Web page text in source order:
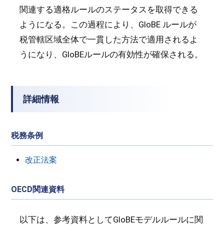
関連する適格ルールのステータスを取得できる
ようになる。この過程により、GloBE ルールが
税管轄区域全体で一貫した方法で適用されるよ
うになり、GloBEルールの有効性が確保される。
詳細情報
税務条例
改正法案
OECD関連資料
以下は、参考資料としてGloBEモデルルールに関